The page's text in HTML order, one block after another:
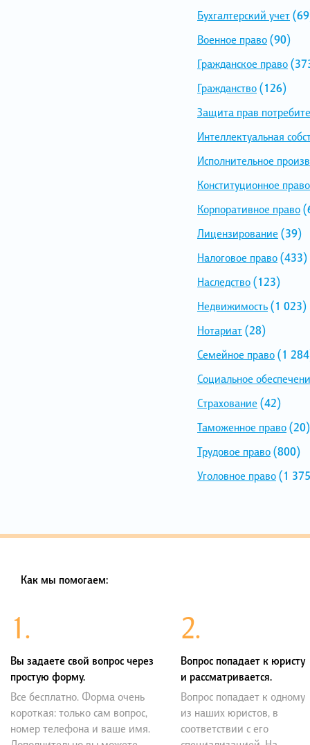
Бухгалтерский учет
Военное право(90)
Гражданское право
Гражданство(126)
Защита прав
Интеллектуальная
Исполнительное
Конституционное право
Корпоративное право
Лицензирование (39)
Налоговое право(433)
Наследство(123)
Недвижимость(1 023)
Нотариат(28)
Семейное право(1
Социальное
Страхование (42)
Таможенное право(20)
Трудовое право(800)
Уголовное право(1
Как мы помогаем:
1.
Вы задаете свой вопрос через
простую форму.
Все бесплатно. Форма очень
короткая: только сам вопрос,
номер телефона и ваше имя.
2.
Вопрос попадает к юристу
и рассматривается.
Вопрос попадает к одному
из наших юристов, в
соответствии с его